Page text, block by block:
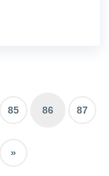
85 86 87
»